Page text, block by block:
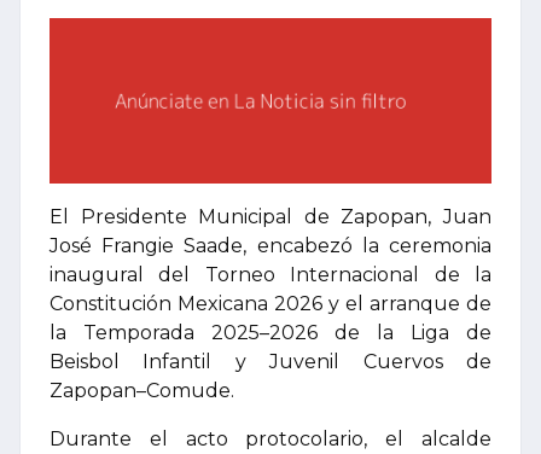
El Presidente Municipal de Zapopan, Juan
José Frangie Saade, encabezó la ceremonia
inaugural del Torneo Internacional de la
Constitución Mexicana 2026 y el arranque de
la Temporada 2025–2026 de la Liga de
Beisbol Infantil y Juvenil Cuervos de
Zapopan–Comude.
Durante el acto protocolario, el alcalde